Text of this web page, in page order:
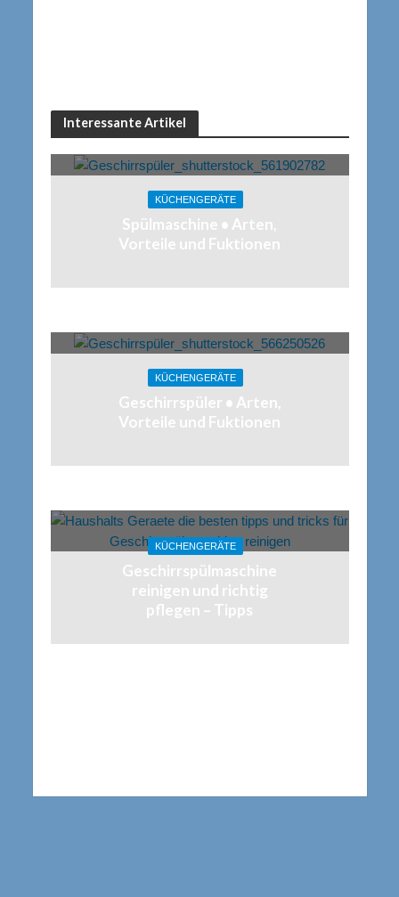
Interessante Artikel
KÜCHENGERÄTE
Spülmaschine • Arten,
Vorteile und Fuktionen
KÜCHENGERÄTE
Geschirrspüler • Arten,
Vorteile und Fuktionen
KÜCHENGERÄTE
Geschirrspülmaschine
reinigen und richtig
pflegen – Tipps